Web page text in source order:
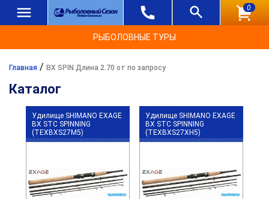
0
РЫБОЛОВНЫЕ ТУРЫ
Главная / BX SPIN Длина 2.70 от по запросу
Каталог
Удилище SHIMANO EXAGE
BX STC SPINNING
(TEXBXS27M5)
Удилище SHIMANO EXAGE
BX STC SPINNING
(TEXBXS27XH5)